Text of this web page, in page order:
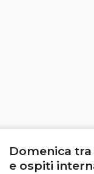
Domenica
e ospiti